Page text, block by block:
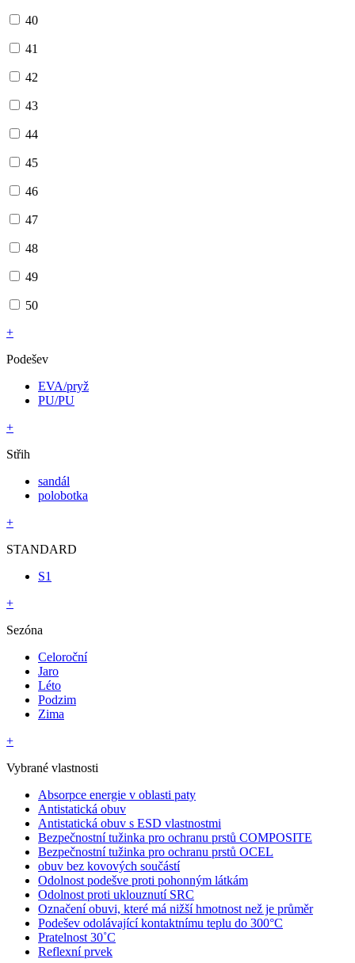
40
41
42
43
44
45
46
47
48
49
50
+
Podešev
EVA/pryž
PU/PU
+
Střih
sandál
polobotka
+
STANDARD
S1
+
Sezóna
Celoroční
Jaro
Léto
Podzim
Zima
+
Vybrané vlastnosti
Absorpce energie v oblasti paty
Antistatická obuv
Antistatická obuv s ESD vlastnostmi
Bezpečnostní tužinka pro ochranu prstů COMPOSITE
Bezpečnostní tužinka pro ochranu prstů OCEL
obuv bez kovových součástí
Odolnost podešve proti pohonným látkám
Odolnost proti uklouznutí SRC
Označení obuvi, které má nižší hmotnost než je průměr
Podešev odolávající kontaktnímu teplu do 300°C
Pratelnost 30˚C
Reflexní prvek